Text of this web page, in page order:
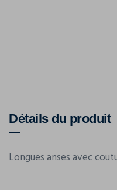
Détails du produit
Longues anses avec